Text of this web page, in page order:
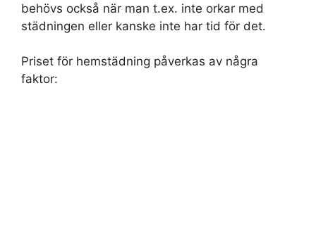
behövs också när man t.ex. inte orkar med
städningen eller kanske inte har tid för det.
Priset för hemstädning påverkas av några
faktor: